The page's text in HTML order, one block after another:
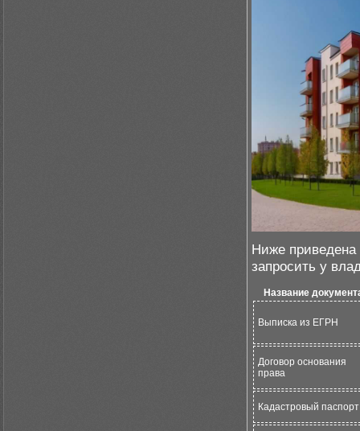
Ниже
запросить у
Название
Выписка из ЕГРН
Договор основания
права
Кадастровый паспорт